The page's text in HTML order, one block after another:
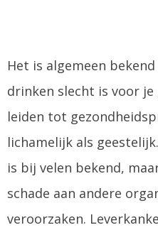
Het is algemeen
drinken slecht is voor je
leiden tot
lichamelijk als
is bij velen bekend,
schade aan andere
veroorzaken.